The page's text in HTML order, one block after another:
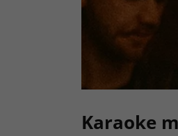
Karaoke